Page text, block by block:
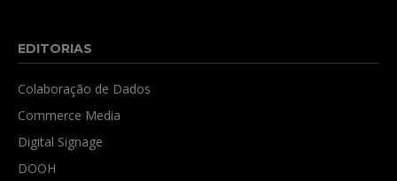
EDITORIAS
Colaboração de Dados
Commerce Media
Digital Signage
DOOH